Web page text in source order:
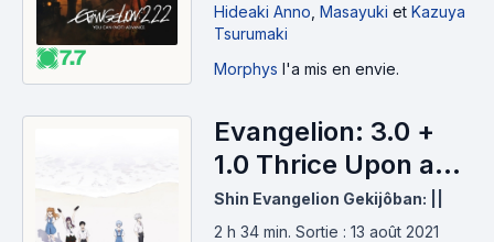
7.7
Hideaki Anno Masayuki et Kazuya
Tsurumaki
Morphys l'a mis en envie.
Evangelion: 3.0 +
1.0 Thrice Upon a
Time (2021)
Shin Evangelion Gekijôban: ||
2 h 34 min. Sortie : 13 août 2021